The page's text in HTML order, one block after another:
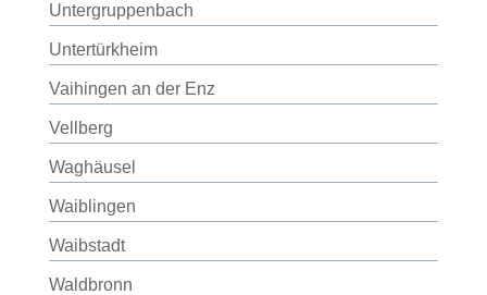
Untergruppenbach
Untertürkheim
Vaihingen an der Enz
Vellberg
Waghäusel
Waiblingen
Waibstadt
Waldbronn